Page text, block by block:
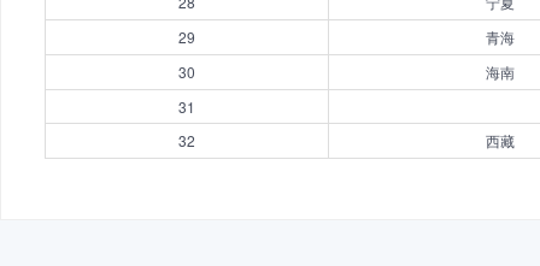
29
青海
30
海南
31
32
西藏